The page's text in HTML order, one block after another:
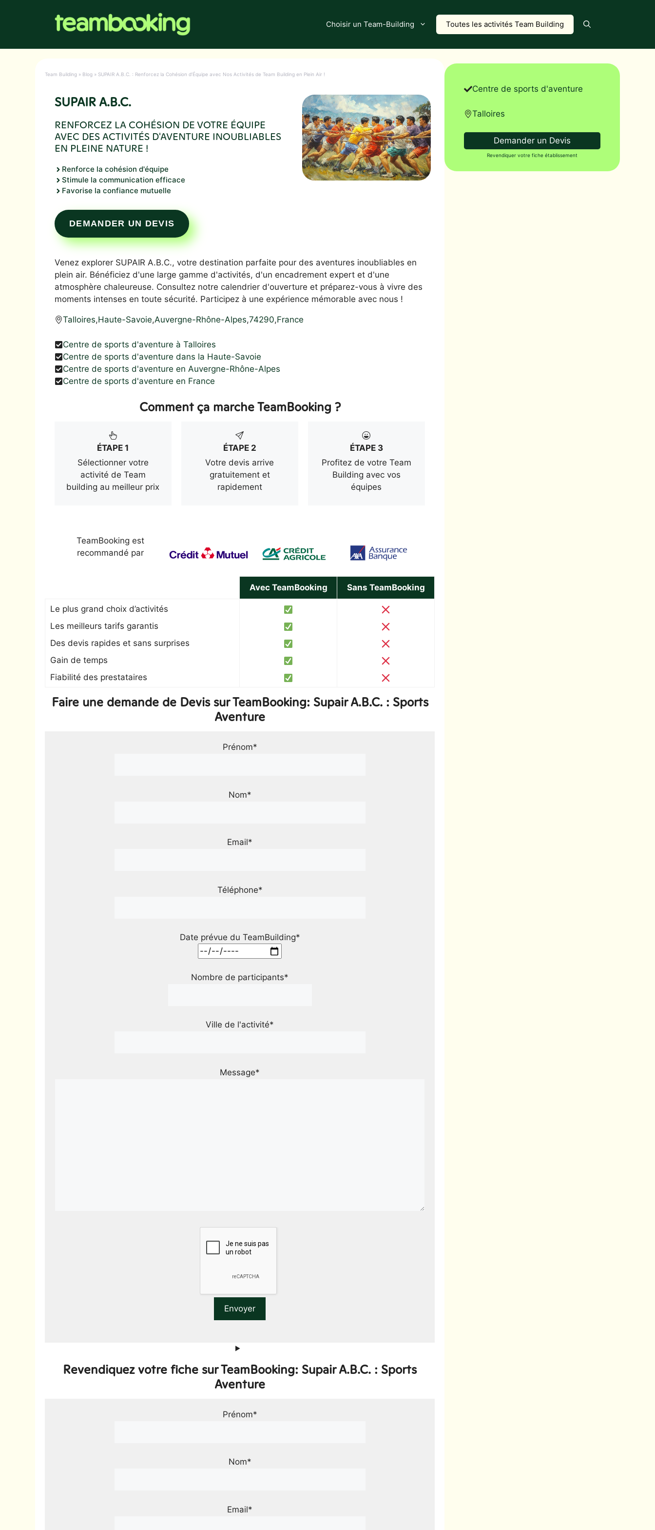
Choisir un Team-Building Toutes les activités Team Building
Team Building » Blog » SUPAIR A.B.C. : Renforcez la Cohésion d’Équipe avec Nos Activités de Team Building en Plein Air !
SUPAIR A.B.C.
RENFORCEZ LA COHÉSION DE VOTRE ÉQUIPE
AVEC DES ACTIVITÉS D'AVENTURE INOUBLIABLES
EN PLEINE NATURE !
Renforce la cohésion d'équipe
Stimule la communication efficace
Favorise la confiance mutuelle
DEMANDER UN DEVIS
Venez explorer SUPAIR A.B.C., votre destination parfaite pour des aventures inoubliables en
plein air. Bénéficiez d'une large gamme d'activités, d'un encadrement expert et d'une
atmosphère chaleureuse. Consultez notre calendrier d'ouverture et préparez-vous à vivre des
moments intenses en toute sécurité. Participez à une expérience mémorable avec nous !
Talloires,Haute-Savoie,Auvergne-Rhône-Alpes,74290,France
Centre de sports d'aventure à Talloires
Centre de sports d'aventure dans la Haute-Savoie
Centre de sports d'aventure en Auvergne-Rhône-Alpes
Centre de sports d'aventure en France
Comment ça marche TeamBooking ?
ÉTAPE 1
Sélectionner votre
activité de Team
building au meilleur prix
ÉTAPE 2
Votre devis arrive
gratuitement et
rapidement
ÉTAPE 3
Profitez de votre Team
Building avec vos
équipes
TeamBooking est
recommandé par
Avec TeamBooking Sans TeamBooking
Le plus grand choix d’activités
Les meilleurs tarifs garantis
Des devis rapides et sans surprises
Gain de temps
Fiabilité des prestataires
Faire une demande de Devis sur TeamBooking: Supair A.B.C. : Sports
Aventure
Prénom*
Nom*
Email*
Téléphone*
Date prévue du TeamBuilding*
Nombre de participants*
Ville de l'activité*
Message*
Revendiquez votre fiche sur TeamBooking: Supair A.B.C. : Sports
Aventure
Prénom*
Nom*
Email*
Centre de sports d'aventure
Talloires
Demander un Devis
Revendiquer votre fiche établissement